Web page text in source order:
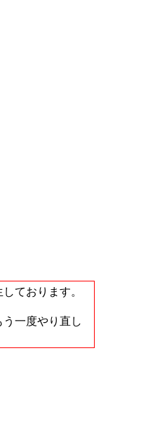
ております。
一度やり直し